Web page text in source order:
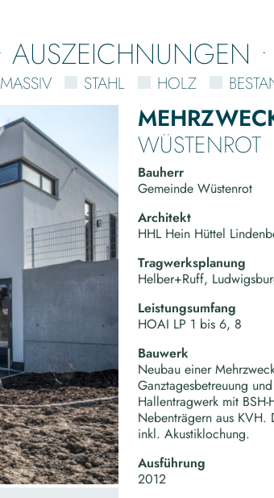
MASSIV STAHL HOLZ
AUSZEICHNUNGEN
WÜSTENROT
Bauherr
Gemeinde Wüstenrot
Architekt
HHL Hein Hüttel
Tragwerksplanung
Helber+Ruff,
Leistungsumfang
HOAI LP 1 bis 6, 8
Bauwerk
Neubau einer
Ganztagesbetreuung
Hallentragwerk mit
Nebenträgern aus KVH.
inkl. Akustiklochung.
Ausführung
2012